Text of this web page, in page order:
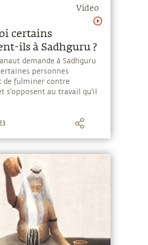
Video
certains
ils à Sadhguru ?
demande à Sadhguru
personnes
de fulminer contre
s'opposent au travail qu'il